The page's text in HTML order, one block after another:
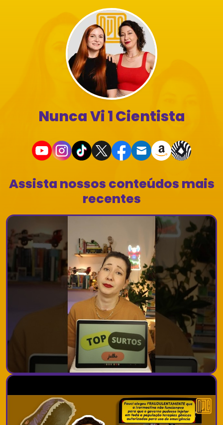
Nunca Vi 1 Cientista
Assista nossos conteúdos mais
recentes